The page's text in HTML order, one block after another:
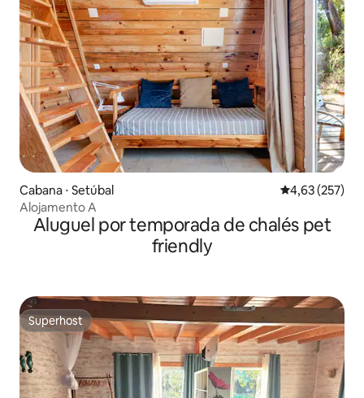
Cabana ⋅ Setúbal 4,63 de uma
4,63 (257)
Alojamento A
Aluguel por temporada de chalés pet
friendly
Superhost
Superhost